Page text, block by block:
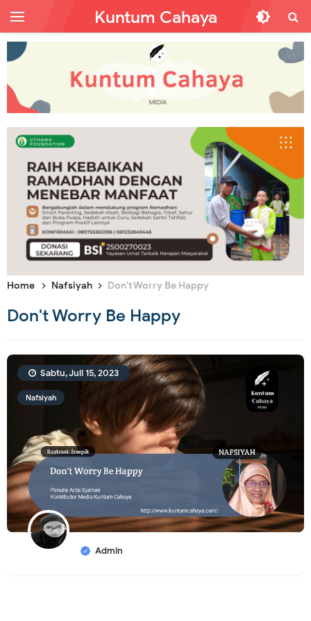
Kuntum Cahaya
Home Nafsiyah Don't Worry Be Happy
Don't Worry Be Happy
Nafsiyah
Admin
Sabtu, Juli 15, 2023